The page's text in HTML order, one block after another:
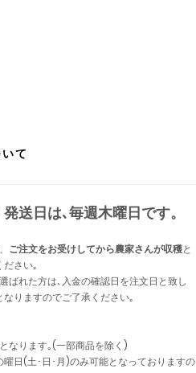
て
送日は､毎週木曜日です。
ご注文をお受けしてから農家さんが収穫と
さい｡
ばれた方は､入金の確認日を注文日と致し
りますのでご了承ください｡
なります｡(一部商品を除く)
日(土･日･月)のみ可能となっておりますの